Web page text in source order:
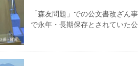
「森友問題」での公文書改ざん
で永年・長期保存とされていた